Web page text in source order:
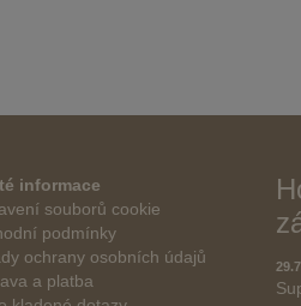
informace
souborů cookie
podmínky
ochrany osobních údajů
a platba